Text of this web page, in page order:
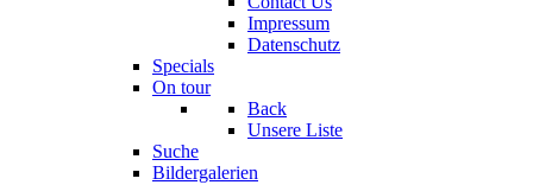
Impressum
Datenschutz
Specials
On tour
Back
Unsere Liste
Suche
Bildergalerien